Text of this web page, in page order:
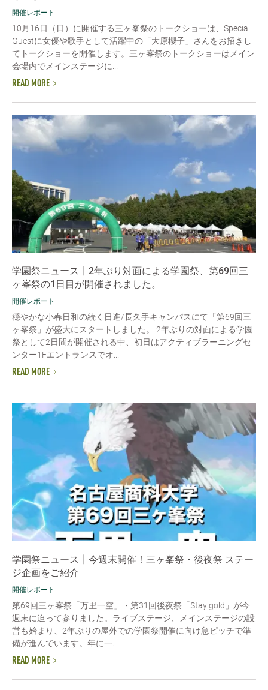
開催レポート
10月16日（日）に開催する三ヶ峯祭のトークショーは、Special
Guestに女優や歌手として活躍中の「大原櫻子」さんをお招きし
てトークショーを開催します。三ヶ峯祭のトークショーはメイン
会場内でメインステージに...
READ MORE
学園祭ニュース┃2年ぶり対面による学園祭、第69回三
ヶ峯祭の1日目が開催されました。
開催レポート
穏やかな小春日和の続く日進/長久手キャンパスにて「第69回三
ヶ峯祭」が盛大にスタートしました。 2年ぶりの対面による学園
祭として2日間が開催される中、初日はアクティブラーニングセ
ンター1Fエントランスでオ...
READ MORE
学園祭ニュース┃今週末開催！三ヶ峯祭・後夜祭 ステー
ジ企画をご紹介
開催レポート
第69回三ヶ峯祭「万里一空」・第31回後夜祭「Stay gold」が今
週末に迫って参りました。ライブステージ、メインステージの設
営も始まり、2年ぶりの屋外での学園祭開催に向け急ピッチで準
備が進んでいます。年に一...
READ MORE